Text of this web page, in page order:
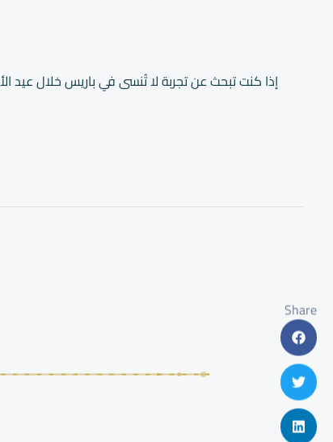
إذا كنت تبحث عن تجربة لا تُنسى في باريس خلال عيد
Share